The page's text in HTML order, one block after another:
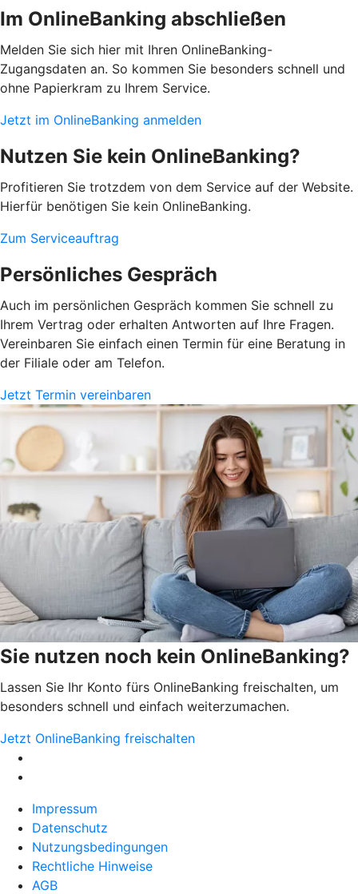
Im OnlineBanking abschließen
Melden Sie sich hier mit Ihren OnlineBanking-
Zugangsdaten an. So kommen Sie besonders schnell und
ohne Papierkram zu Ihrem Service.
Jetzt im OnlineBanking anmelden
Nutzen Sie kein OnlineBanking?
Profitieren Sie trotzdem von dem Service auf der Website.
Hierfür benötigen Sie kein OnlineBanking.
Zum Serviceauftrag
Persönliches Gespräch
Auch im persönlichen Gespräch kommen Sie schnell zu
Ihrem Vertrag oder erhalten Antworten auf Ihre Fragen.
Vereinbaren Sie einfach einen Termin für eine Beratung in
der Filiale oder am Telefon.
Jetzt Termin vereinbaren
Sie nutzen noch kein OnlineBanking?
Lassen Sie Ihr Konto fürs OnlineBanking freischalten, um
besonders schnell und einfach weiterzumachen.
Jetzt OnlineBanking freischalten
Impressum
Datenschutz
Nutzungsbedingungen
Rechtliche Hinweise
AGB